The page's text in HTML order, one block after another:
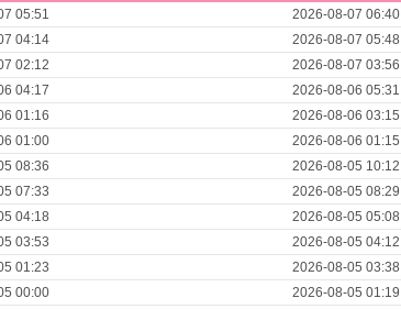
05:51 2026-08-07 06:40
04:14 2026-08-07 05:48
02:12 2026-08-07 03:56
04:17 2026-08-06 05:31
01:16 2026-08-06 03:15
01:00 2026-08-06 01:15
08:36 2026-08-05 10:12
07:33 2026-08-05 08:29
04:18 2026-08-05 05:08
03:53 2026-08-05 04:12
01:23 2026-08-05 03:38
00:00 2026-08-05 01:19